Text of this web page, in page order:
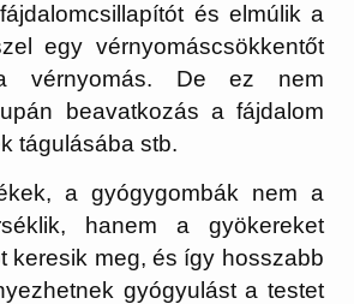
és elmúlik a
egy vérnyomáscsökkentőt
vérnyomás. De ez nem
beavatkozás a fájdalom
tágulásába stb.
a gyógygombák nem a
hanem a gyökereket
keresik meg, és így hosszabb
gyógyulást a testet